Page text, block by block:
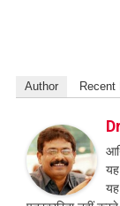
Author Recent
यह